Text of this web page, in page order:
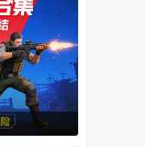
水果部落无限
体力
动物守卫搜打